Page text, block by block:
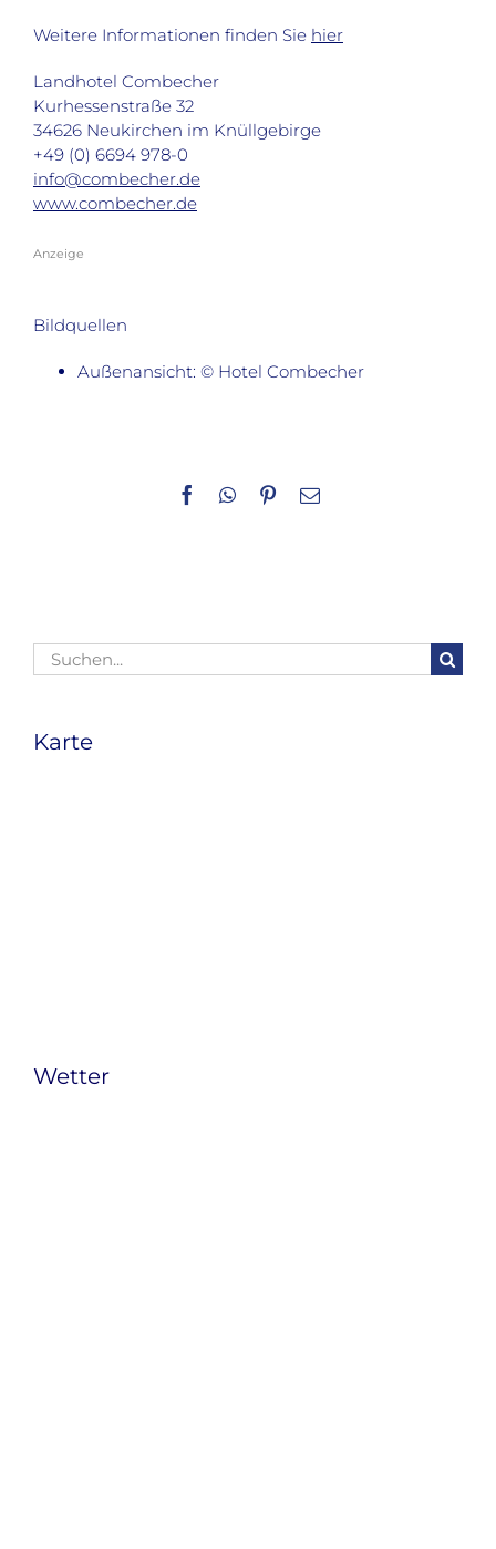
Weitere Informationen finden Sie hier
Landhotel Combecher
Kurhessenstraße 32
34626 Neukirchen im Knüllgebirge
+49 (0) 6694 978-0
info@combecher.de
www.combecher.de
Anzeige
Bildquellen
Außenansicht: © Hotel Combecher
Facebook
WhatsApp
Pinterest
E-
Suche
nach:
Karte
Wetter